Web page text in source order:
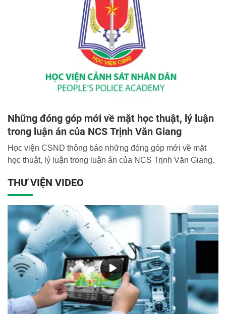
Những đóng góp mới về mặt học thuật, lý luận
trong luận án của NCS Trịnh Văn Giang
Học viện CSND thông báo những đóng góp mới về mặt
học thuật, lý luận trong luận án của NCS Trịnh Văn Giang.
THƯ VIỆN VIDEO